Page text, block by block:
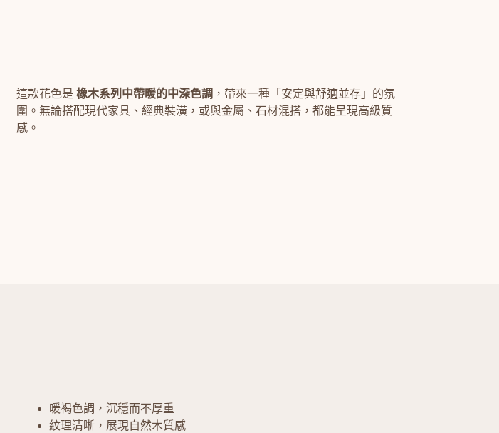
這款花色是橡木系列中帶暖的中深色調 ，帶來一種「安定與舒適並存」的氛
圍。無論搭配現代家具、經典裝潢，或與金屬、石材混搭，都能呈現高級質
感。
暖褐色調，沉穩而不厚重
紋理清晰，展現自然木質感